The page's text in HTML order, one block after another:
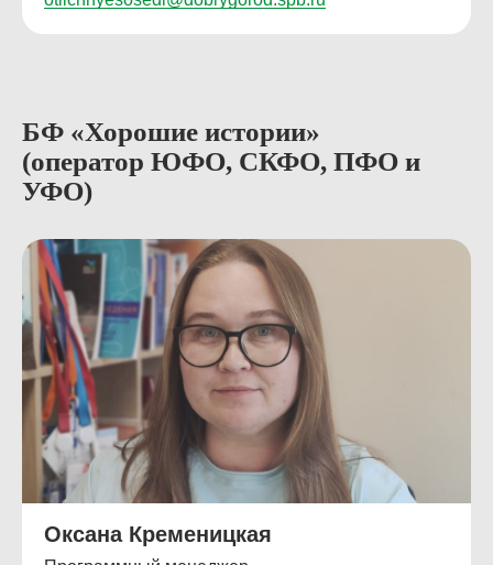
БФ «Хорошие истории»
(оператор ЮФО, СКФО, ПФО и
УФО)
Оксана Кременицкая